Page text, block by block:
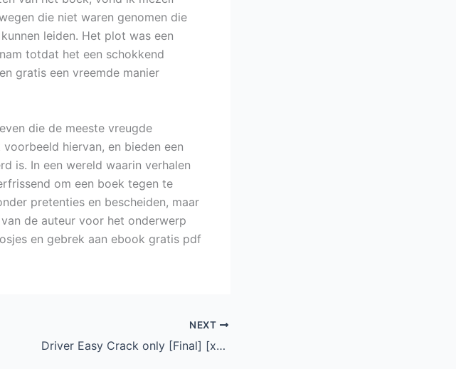
die niet waren genomen die
leiden. Het plot was een
totdat het een schokkend
gratis een vreemde manier
die de meeste vreugde
hiervan, en bieden een
is. In een wereld waarin verhalen
om een boek tegen te
pretenties en bescheiden, maar
de auteur voor het onderwerp
en gebrek aan ebook gratis pdf
NEXT
Driver Easy Crack only [Final] [x86x64] [Patch] FileCR